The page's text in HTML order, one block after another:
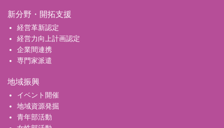
新分野・開拓支援
経営革新認定
経営力向上計画認定
企業間連携
専門家派遣
地域振興
イベント開催
地域資源発掘
青年部活動